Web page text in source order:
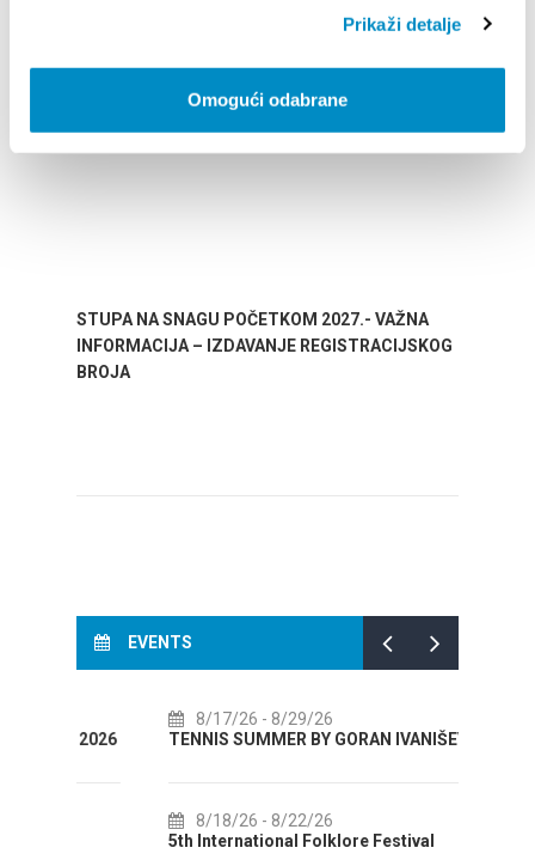
Prikaži detalje
Omogući odabrane
STUPA NA SNAGU POČETKOM 2027.- VAŽNA
INFORMACIJA – IZDAVANJE REGISTRACIJSKOG
BROJA
EVENTS
8/17/26
- 8/29/26
TENNIS SUMMER BY GORAN IVANIŠEVIĆ
8/18/26
- 8/22/26
5th International Folklore Festival